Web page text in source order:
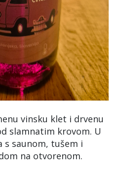
vinsku klet i drvenu
slamnatim krovom. U
s saunom, tušem i
na otvorenom.